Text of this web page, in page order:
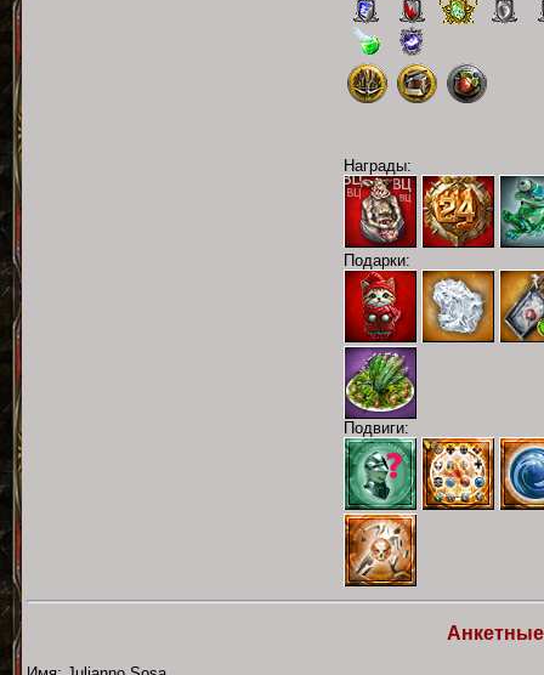
Награды:
Подарки:
Подвиги: